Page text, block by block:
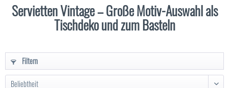
Servietten Vintage – Große Motiv-Auswahl als
Tischdeko und zum Basteln
Filtern